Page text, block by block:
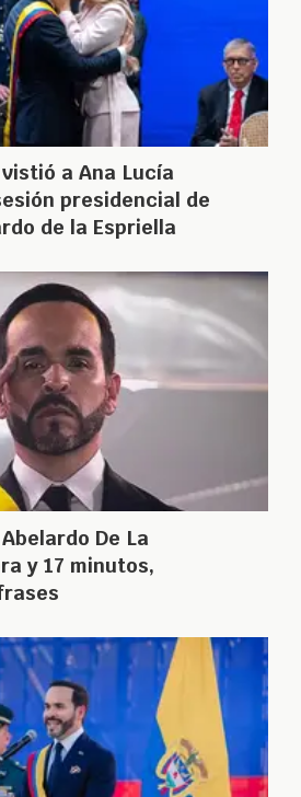
a Ana Lucía
presidencial de
de la Espriella
De La
y 17 minutos,